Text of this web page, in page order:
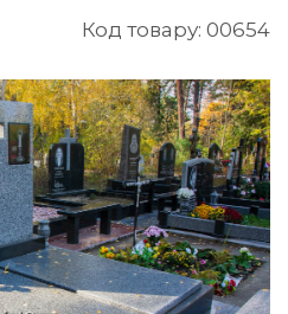
Код товару: 00654